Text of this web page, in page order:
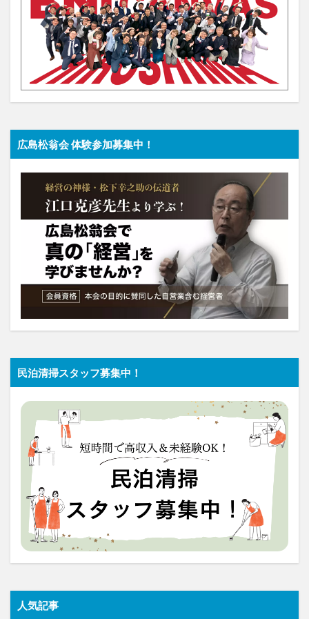
広島松翁会 体験参加募集中！
民泊清掃スタッフ募集中！
人気記事